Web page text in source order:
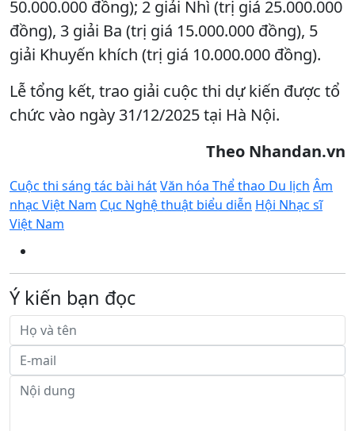
50.000.000 đồng); 2 giải Nhì (trị giá 25.000.000
đồng), 3 giải Ba (trị giá 15.000.000 đồng), 5
giải Khuyến khích (trị giá 10.000.000 đồng).
Lễ tổng kết, trao giải cuộc thi dự kiến được tổ
chức vào ngày 31/12/2025 tại Hà Nội.
Theo Nhandan.vn
Cuộc thi sáng tác bài hátVăn hóa Thể thao Du lịch Âm
nhạc Việt Nam Cục Nghệ thuật biểu diễn Hội Nhạc sĩ
Việt Nam
Ý kiến bạn đọc